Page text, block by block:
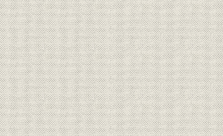
物資不足の中の平和産業
活気あふれる社内体制
創立二〇周年記念をむかえる
油布部門へ進出
“まるふ”の生産
代用品時代のなかでの製品
京都工場の増設と東工場の新設